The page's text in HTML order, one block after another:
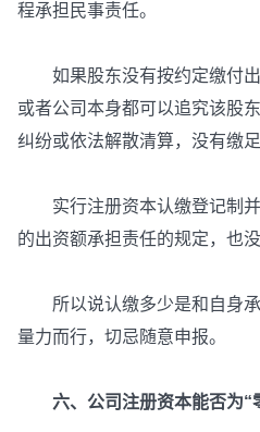
程承担民事责任。
如果股东没有按约定缴付出
或者公司本身都可以追究该股
纠纷或依法解散清算，没有缴
实行注册资本认缴登记制并
的出资额承担责任的规定，也
所以说认缴多少是和自身承
量力而行，切忌随意申报。
六、公司注册资本能否为“